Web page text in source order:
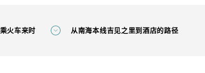
乘火车来时 从南海本线吉见之里到酒店的路径